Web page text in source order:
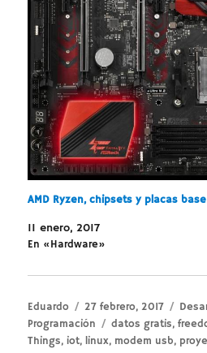
AMD Ryzen, chipsets y placas
11 enero, 2017
En «Hardware»
Autor
Eduardo
Publicado
el
27 febrero, 2017
Programación
Etiquetas
datos gratis,
Things,iot,linux, modem usb,